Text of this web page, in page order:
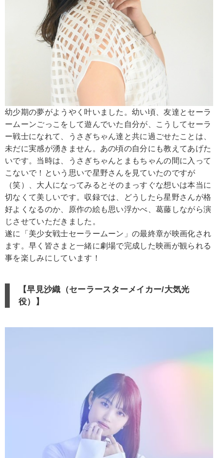
幼少期の夢がようやく叶いました。幼い頃、友達とセーラ
ームーンごっこをして遊んでいた自分が、こうしてセーラ
ー戦士になれて、うさぎちゃん達と共に過ごせたことは、
未だに実感が湧きません。あの頃の自分にも教えてあげた
いです。当時は、うさぎちゃんとまもちゃんの間に入って
こないで！という思いで星野さんを見ていたのですが
（笑）、大人になってみるとそのまっすぐな想いは本当に
切なくて美しいです。収録では、どうしたら星野さんが格
好よくなるのか、原作の絵も思い浮かべ、葛藤しながら演
じさせていただきました。
遂に「美少女戦士セーラームーン」の最終章が映画化され
ます。早く皆さまと一緒に劇場で完成した映画が観られる
事を楽しみにしています！
【早見沙織（セーラースターメイカー/大気光
役）】